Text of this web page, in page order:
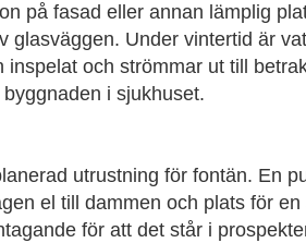
på fasad eller annan lämplig
glasväggen. Under vintertid är
inspelat och strömmar ut till
i sjukhuset.
utrustning för fontän. En
el till dammen och plats för
för att det står i